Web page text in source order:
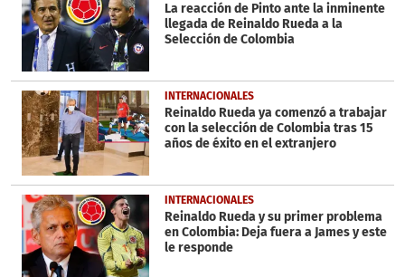
La reacción de Pinto ante la inminente
llegada de Reinaldo Rueda a la
Selección de Colombia
INTERNACIONALES
Reinaldo Rueda ya comenzó a trabajar
con la selección de Colombia tras 15
años de éxito en el extranjero
INTERNACIONALES
Reinaldo Rueda y su primer problema
en Colombia: Deja fuera a James y este
le responde